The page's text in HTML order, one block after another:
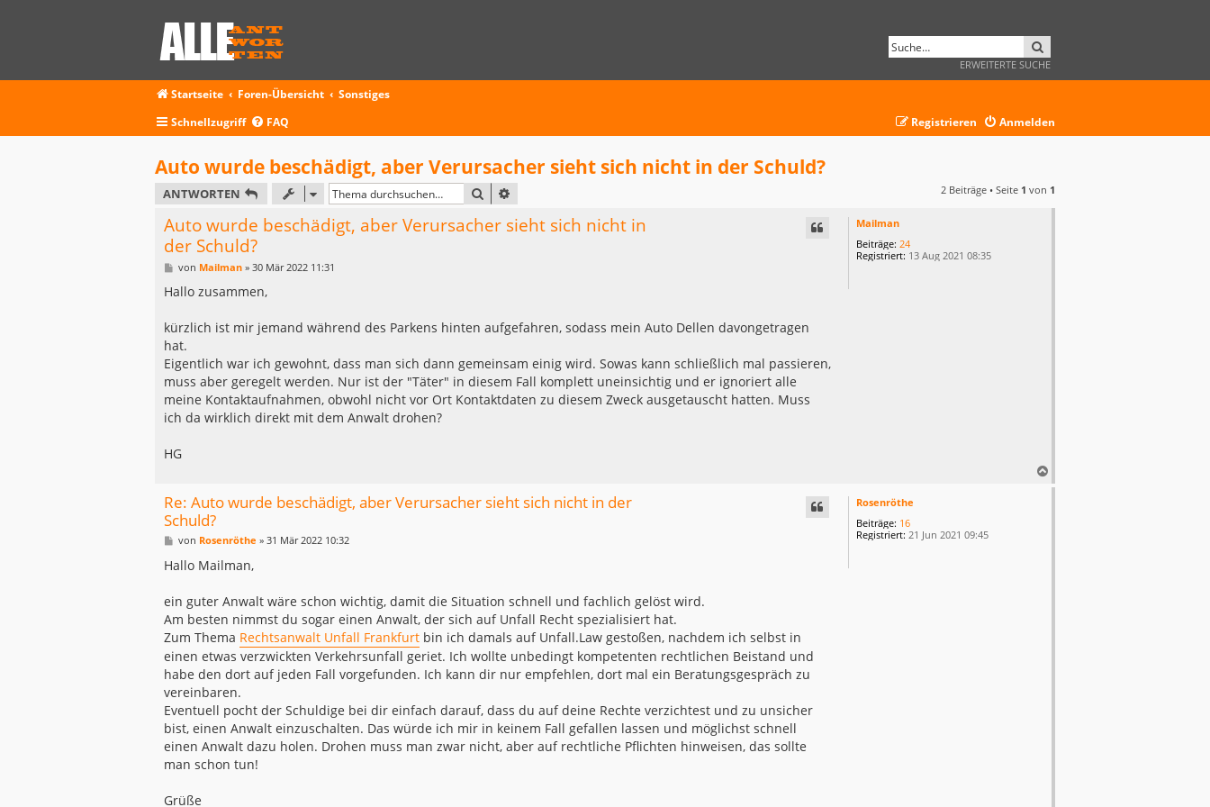
ERWEITERTE SUCHE
Startseite Foren-Übersicht
Sonstiges
Schnellzugriff
FAQ Anmelden
Registrieren
Auto wurde beschädigt, aber Verursacher sieht sich nicht in der Schuld?
ANTWORTEN SUCHE 2 Beiträge • Seite 1 von 1
Mailman
Beiträge: 24
Registriert: 13 Aug 2021 08:35
Auto wurde beschädigt, aber Verursacher sieht sich nicht in
der Schuld?
B
i
a
g
von Mailman» 30 Mär 2022 11:31
Hallo zusammen,
kürzlich ist mir jemand während des Parkens hinten aufgefahren, sodass mein Auto Dellen davongetragen
hat.
Eigentlich war ich gewohnt, dass man sich dann gemeinsam einig wird. Sowas kann schließlich mal passieren,
muss aber geregelt werden. Nur ist der "Täter" in diesem Fall komplett uneinsichtig und er ignoriert alle
meine Kontaktaufnahmen, obwohl nicht vor Ort Kontaktdaten zu diesem Zweck ausgetauscht hatten. Muss
ich da wirklich direkt mit dem Anwalt drohen?
HG
a
Rosenröthe
Beiträge: 16
Registriert: 21 Jun 2021 09:45
Re: Auto wurde beschädigt, aber Verursacher sieht sich nicht in der
Schuld?
B
i
t
a
g
von Rosenröthe » 31 Mär 2022 10:32
Hallo Mailman,
ein guter Anwalt wäre schon wichtig, damit die Situation schnell und fachlich gelöst wird.
Am besten nimmst du sogar einen Anwalt, der sich auf Unfall Recht spezialisiert hat.
Zum Thema Rechtsanwalt Unfall Frankfurt bin ich damals auf Unfall.Law gestoßen, nachdem ich selbst in
einen etwas verzwickten Verkehrsunfall geriet. Ich wollte unbedingt kompetenten rechtlichen Beistand und
habe den dort auf jeden Fall vorgefunden. Ich kann dir nur empfehlen, dort mal ein Beratungsgespräch zu
vereinbaren.
Eventuell pocht der Schuldige bei dir einfach darauf, dass du auf deine Rechte verzichtest und zu unsicher
bist, einen Anwalt einzuschalten. Das würde ich mir in keinem Fall gefallen lassen und möglichst schnell
einen Anwalt dazu holen. Drohen muss man zwar nicht, aber auf rechtliche Pflichten hinweisen, das sollte
man schon tun!
Grüße